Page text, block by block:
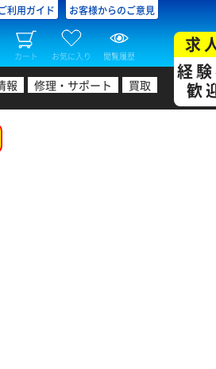
利用ガイド お客様からのご意見
カート お気に入り 閲覧履歴
報 修理・サポート 買取
求
経
歓